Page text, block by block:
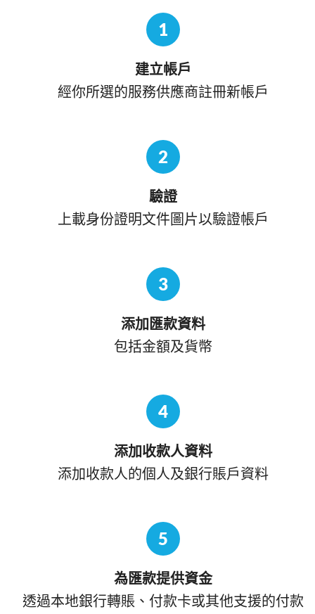
1
建立帳戶
經你所選的服務供應商註冊新帳戶
2
驗證
上載身份證明文件圖片以驗證帳戶
3
添加匯款資料
包括金額及貨幣
4
添加收款人資料
添加收款人的個人及銀行賬戶資料
5
為匯款提供資金
透過本地銀行轉賬、付款卡或其他支援的付款